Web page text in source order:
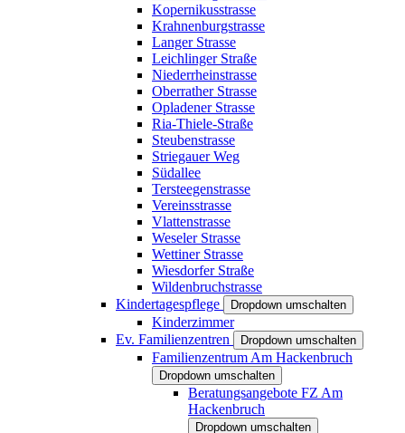
Kopernikusstrasse
Krahnenburgstrasse
Langer Strasse
Leichlinger Straße
Niederrheinstrasse
Oberrather Strasse
Opladener Strasse
Ria-Thiele-Straße
Steubenstrasse
Striegauer Weg
Südallee
Tersteegenstrasse
Vereinsstrasse
Vlattenstrasse
Weseler Strasse
Wettiner Strasse
Wiesdorfer Straße
Wildenbruchstrasse
Kindertagespflege
Dropdown umschalten
Kinderzimmer
Ev. Familienzentren
Dropdown umschalten
Familienzentrum Am Hackenbruch
Dropdown umschalten
Beratungsangebote FZ Am
Hackenbruch
Dropdown umschalten